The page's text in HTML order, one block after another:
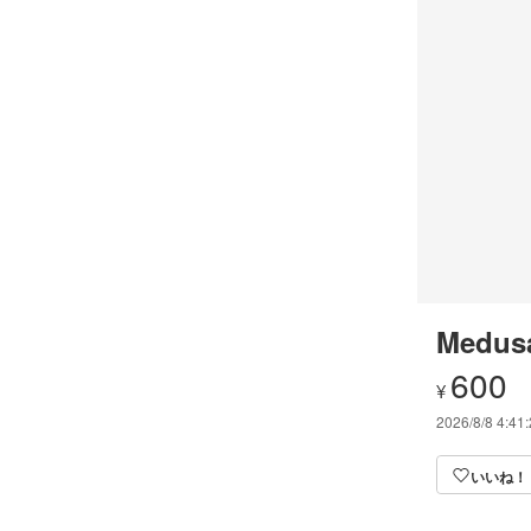
¥ 600
2026/8/8
いいね！